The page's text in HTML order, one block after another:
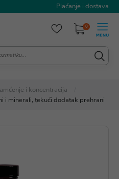
Plaćanje i dostava
0
i koncentracija
i minerali, tekući dodatak prehrani